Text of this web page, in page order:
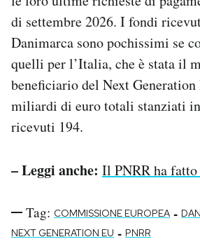
di settembre 2026. I fondi
Danimarca sono pochissimi se
quelli per l’Italia, che è stata il
beneficiario del Next
miliardi di euro totali stanziati
ricevuti 194.
– Leggi anche: Il PNRR ha fatto
Tag: COMMISSIONE EUROPEA -
NEXT GENERATION EU - PNRR